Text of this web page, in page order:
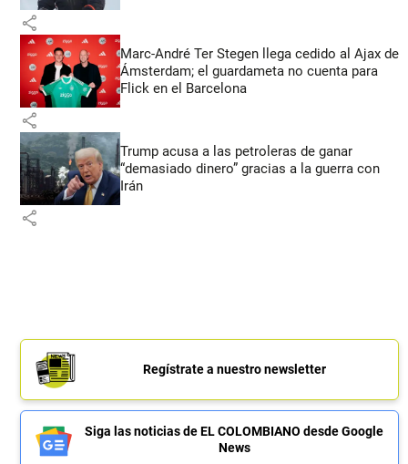
share
Marc-André Ter Stegen llega cedido al Ajax de
Ámsterdam; el guardameta no cuenta para
Flick en el Barcelona
share
Trump acusa a las petroleras de ganar
“demasiado dinero” gracias a la guerra con
Irán
share
Regístrate a nuestro newsletter
Siga las noticias de EL COLOMBIANO desde Google
News